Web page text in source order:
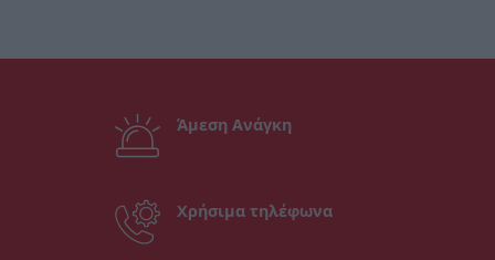
Άμεση Ανάγκη
Χρήσιμα τηλέφωνα